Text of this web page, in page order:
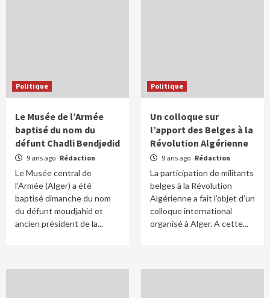
Politique
Le Musée de l’Armée
baptisé du nom du
défunt Chadli Bendjedid
9 ans ago Rédaction
Le Musée central de
l’Armée (Alger) a été
baptisé dimanche du nom
du défunt moudjahid et
ancien président de la...
Politique
Un colloque sur
l’apport des Belges à la
Révolution Algérienne
9 ans ago Rédaction
La participation de militants
belges à la Révolution
Algérienne a fait l'objet d'un
colloque international
organisé à Alger. A cette...